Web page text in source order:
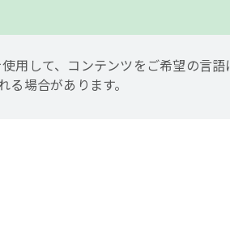
用して、コンテンツをご希望の言語
場合があります。